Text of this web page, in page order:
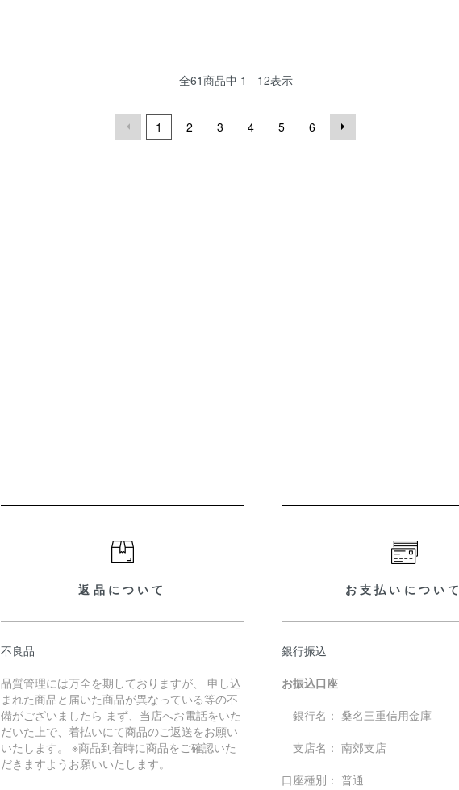
全61商品中 1 - 12表示
1 2 3 4 5 6
返品について
不良品
品質管理には万全を期しておりますが、 申し込
まれた商品と届いた商品が異なっている等の不
備がございましたら まず、当店へお電話をいた
だいた上で、着払いにて商品のご返送をお願い
いたします。 ※商品到着時に商品をご確認いた
だきますようお願いいたします。
お支払いについて
銀行振込
お振込口座
銀行名： 桑名三重信用金庫
支店名： 南郊支店
口座種別： 普通